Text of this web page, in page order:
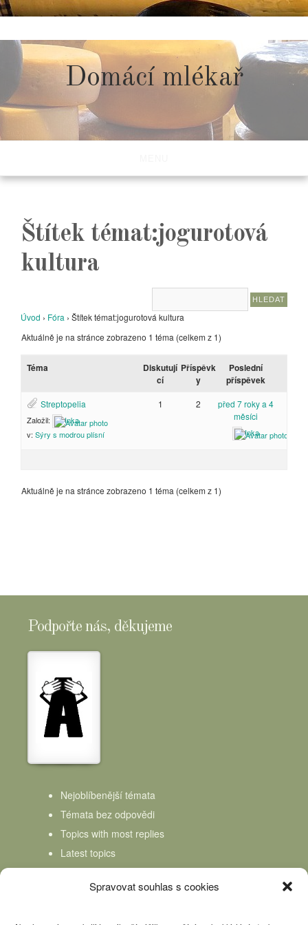
Spravovat souhlas s cookies
to
content
Domácí mlékař
Štítek témat:jogurotová
kultura
Úvod › Fóra › Štítek témat:jogurotová kultura
Aktuálně je na stránce zobrazeno 1 téma (celkem z 1)
Téma
Diskutují
cí
Příspěvk
y
Poslední
příspěvek
Streptopelia
Založil:
Inka
v: Sýry s modrou plísní
1 2
před 7 roky a 4
měsíci
Inka
Aktuálně je na stránce zobrazeno 1 téma (celkem z 1)
Podpořte nás, děkujeme
Nejoblíbenější témata
Témata bez odpovědi
Topics with most replies
Latest topics
Topics Freshness